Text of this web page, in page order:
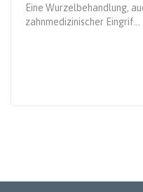
Eine Wurzelbehandlung,
zahnmedizinischer Eingrif...